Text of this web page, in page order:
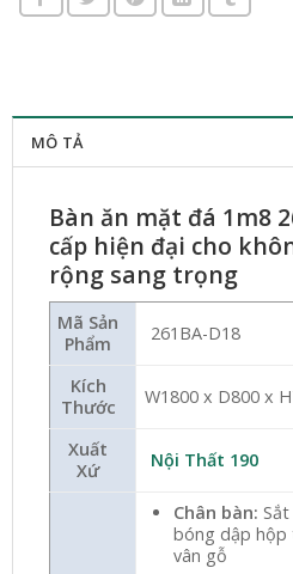
MÔ TẢ
Bàn ăn mặt đá 1m8
cấp hiện đại cho
rộng sang trọng
Mã Sản
Phẩm
261BA-D18
Kích
Thước
W1800 x D800 x
Xuất
Xứ
Nội Thất 190
Chân bàn:
bóng dập hộp
vân gỗ